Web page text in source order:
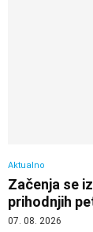
Aktualno
Začenja se
prihodnjih
07. 08. 2026